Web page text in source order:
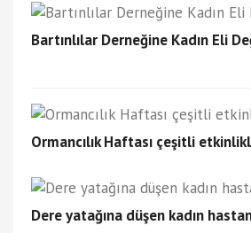
Bartınlılar Derneğine Kadın Eli
Ormancılık Haftası çeşitli
Dere yatağına düşen kadın